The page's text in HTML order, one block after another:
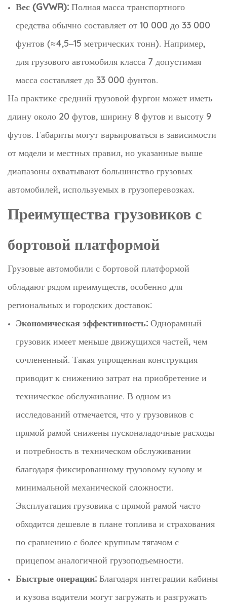
Вес (GVWR): Полная масса транспортного
средства обычно составляет от 10 000 до 33 000
фунтов (≈4,5–15 метрических тонн). Например,
для грузового автомобиля класса 7 допустимая
масса составляет до 33 000 фунтов.
На практике средний грузовой фургон может иметь
длину около 20 футов, ширину 8 футов и высоту 9
футов. Габариты могут варьироваться в зависимости
от модели и местных правил, но указанные выше
диапазоны охватывают большинство грузовых
автомобилей, используемых в грузоперевозках.
Преимущества грузовиков с
бортовой платформой
Грузовые автомобили с бортовой платформой
обладают рядом преимуществ, особенно для
региональных и городских доставок:
Экономическая эффективность: Однорамный
грузовик имеет меньше движущихся частей, чем
сочлененный. Такая упрощенная конструкция
приводит к снижению затрат на приобретение и
техническое обслуживание. В одном из
исследований отмечается, что у грузовиков с
прямой рамой снижены пусконаладочные расходы
и потребность в техническом обслуживании
благодаря фиксированному грузовому кузову и
минимальной механической сложности.
Эксплуатация грузовика с прямой рамой часто
обходится дешевле в плане топлива и страхования
по сравнению с более крупным тягачом с
прицепом аналогичной грузоподъемности.
Быстрые операции: Благодаря интеграции кабины
и кузова водители могут загружать и разгружать